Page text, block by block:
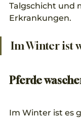
Talgschicht und
Erkrankungen.
Im Winter ist
Pferde
Im Winter ist es